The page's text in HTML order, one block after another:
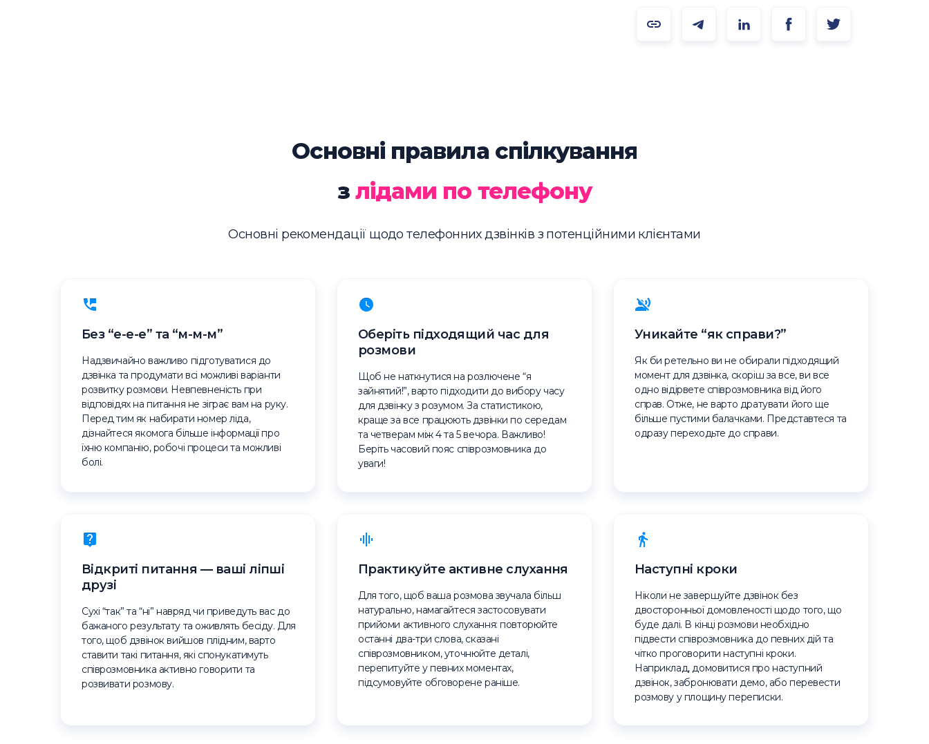
Основні правила спілкування
злідами по телефону
Основні рекомендації щодо телефонних дзвінків з потенційними клієнтами
Без “е-е-е” та “м-м-м”
Надзвичайно важливо підготуватися до
дзвінка та продумати всі можливі варіанти
розвитку розмови. Невпевненість при
відповідях на питання не зіграє вам на руку.
Перед тим як набирати номер ліда,
дізнайтеся якомога більше інформації про
їхню компанію, робочі процеси та можливі
болі.
Оберіть підходящий час для
розмови
Щоб не наткнутися на розлючене “я
зайнятий!”, варто підходити до вибору часу
для дзвінку з розумом. За статистикою,
краще за все працюють дзвінки по середам
та четверам між 4 та 5 вечора. Важливо!
Беріть часовий пояс співрозмовника до
уваги!
Уникайте “як справи?”
Як би ретельно ви не обирали підходящий
момент для дзвінка, скоріш за все, ви все
одно відірвете співрозмовника від його
справ. Отже, не варто дратувати його ще
більше пустими балачками. Представтеся та
одразу переходьте до справи.
Відкриті питання — ваші ліпші
друзі
Сухі “так” та “ні” навряд чи приведуть вас до
бажаного результату та оживлять бесіду. Для
того, щоб дзвінок вийшов плідним, варто
ставити такі питання, які спонукатимуть
співрозмовника активно говорити та
розвивати розмову.
Практикуйте активне слухання
Для того, щоб ваша розмова звучала більш
натурально, намагайтеся застосовувати
прийоми активного слухання: повторюйте
останні два-три слова, сказані
співрозмовником, уточнюйте деталі,
перепитуйте у певних моментах,
підсумовуйте обговорене раніше.
Наступні кроки
Ніколи не завершуйте дзвінок без
двосторонньої домовленості щодо того, що
буде далі. В кінці розмови необхідно
підвести співрозмовника до певних дій та
чітко проговорити наступні кроки.
Наприклад, домовитися про наступний
дзвінок, забронювати демо, або перевести
розмову у площину переписки.